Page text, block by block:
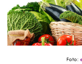
Foto: